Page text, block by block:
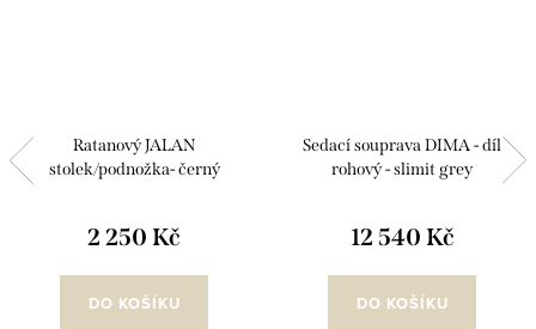
Ratanový JALAN
stolek/podnožka- černý
2 250 Kč
DO KOŠÍKU
Sedací souprava DIMA - díl
rohový - slimit grey
12 540 Kč
DO KOŠÍKU